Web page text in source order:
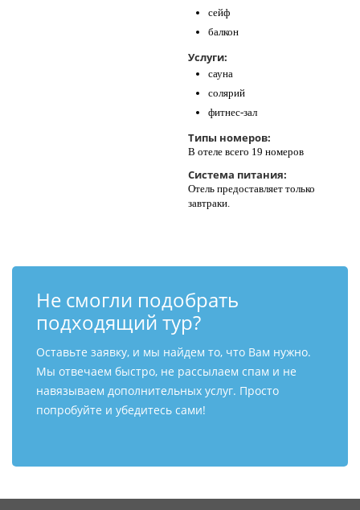
сейф
балкон
Услуги:
сауна
солярий
фитнес-зал
Типы номеров:
В отеле всего 19 номеров
Система питания:
Отель предоставляет только
завтраки.
Не смогли подобрать
подходящий тур?
Оставьте заявку, и мы найдем то, что Вам нужно.
Мы отвечаем быстро, не рассылаем спам и не
навязываем дополнительных услуг. Просто
попробуйте и убедитесь сами!